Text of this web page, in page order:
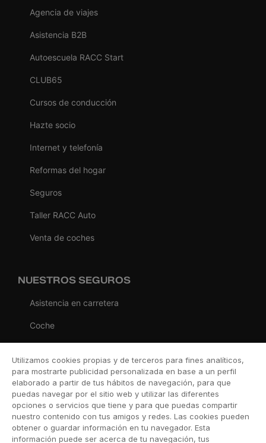
Agencia de viajes
Asistencia B2B
Autoescuela RACC Start
CLUB65
Cursos de conducción
Hazte socio
Internet y telefonía
Reformas del hogar
Seguros
Taller RACC Auto
Venta de coches
NUESTROS SEGUROS
Asistencia en carretera
Coche
Viaje
Hogar
Vida
Decesos
Utilizamos cookies propias y de terceros para fines analíticos,
para mostrarte publicidad personalizada en base a un perfil
elaborado a partir de tus hábitos de navegación, para que
puedas navegar por el sitio web y utilizar las diferentes
opciones o servicios que tiene y para que puedas compartir
nuestro contenido con tus amigos y redes. Las cookies pueden
obtener o guardar información en tu navegador. Esta
información puede ser acerca de tu navegación, tus